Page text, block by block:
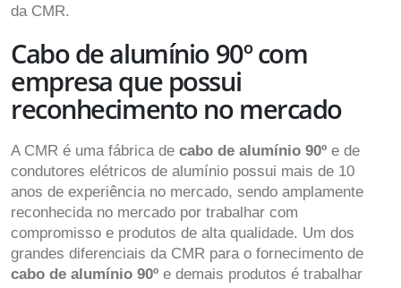
da CMR.
Cabo de alumínio 90º com
empresa que possui
reconhecimento no mercado
A CMR é uma fábrica de cabo de alumínio 90º e de
condutores elétricos de alumínio possui mais de 10
anos de experiência no mercado, sendo amplamente
reconhecida no mercado por trabalhar com
compromisso e produtos de alta qualidade. Um dos
grandes diferenciais da CMR para o fornecimento de
cabo de alumínio 90º e demais produtos é trabalhar